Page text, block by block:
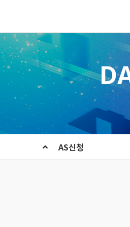
AS신청